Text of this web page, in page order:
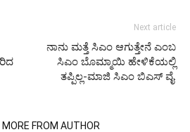
Next article
ನಾನು ಮತ್ತೆ ಸಿಎಂ ಆಗುತ್ತೇನೆ ಎಂಬ
ಸಿಎಂ ಬೊಮ್ಮಾಯಿ ಹೇಳಿಕೆಯಲ್ಲಿ
ತಪ್ಪಿಲ್ಲ-ಮಾಜಿ ಸಿಎಂ ಬಿಎಸ್ ವೈ.
MORE FROM AUTHOR